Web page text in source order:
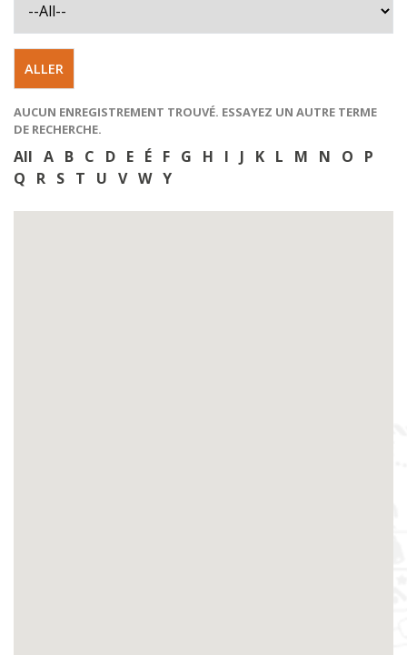
AUCUN ENREGISTREMENT TROUVÉ. ESSAYEZ UN AUTRE TERME
DE RECHERCHE.
All A B C D E É F G H I J K L M N O
P
Q
R S T U V W Y